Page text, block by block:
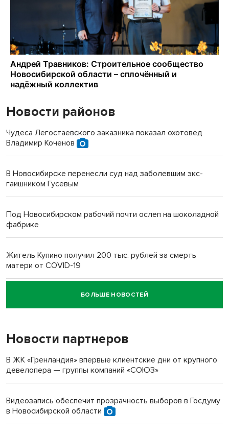
Новости районов
Чудеса Легостаевского заказника показал охотовед
Владимир Коченов
В Новосибирске перенесли суд над заболевшим экс-
гаишником Гусевым
Под Новосибирском рабочий почти ослеп на шоколадной
фабрике
Житель Купино получил 200 тыс. рублей за смерть
матери от COVID-19
Новосибирский суд наказал водителя за смерть
пенсионерки на вокзале
БОЛЬШЕ НОВОСТЕЙ
Новости партнеров
В ЖК «Гренландия» впервые клиентские дни от крупного
девелопера — группы компаний «СОЮЗ»
Видеозапись обеспечит прозрачность выборов в Госдуму
в Новосибирской области